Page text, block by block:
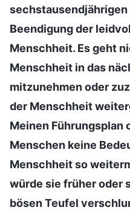
sechstausendjährigen
Beendigung der
Menschheit. Es geht
Menschheit in das
mitzunehmen oder
der Menschheit
Meinen Führungsplan
Menschen keine
Menschheit so
würde sie früher oder
bösen Teufel